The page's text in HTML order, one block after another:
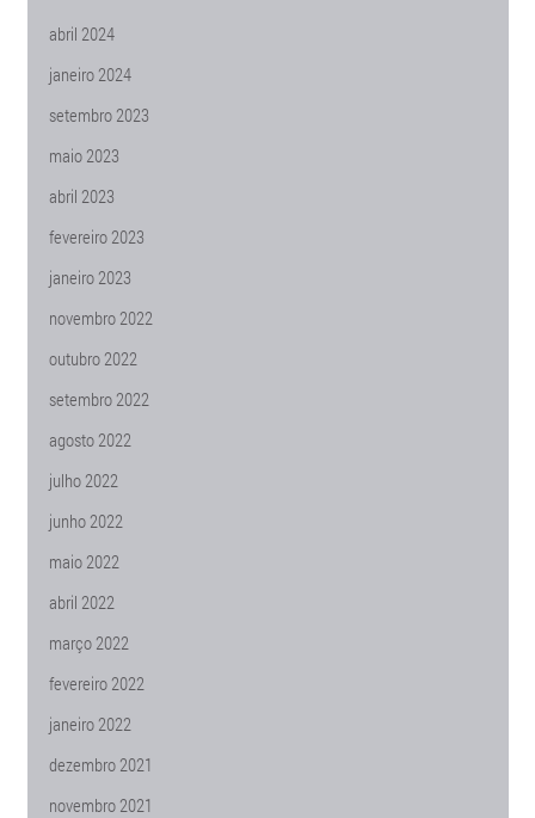
abril 2024
janeiro 2024
setembro 2023
maio 2023
abril 2023
fevereiro 2023
janeiro 2023
novembro 2022
outubro 2022
setembro 2022
agosto 2022
julho 2022
junho 2022
maio 2022
abril 2022
março 2022
fevereiro 2022
janeiro 2022
dezembro 2021
novembro 2021